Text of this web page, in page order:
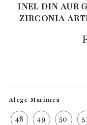
INEL DIN AUR
ZIRCONIA
Alege Marimea
48 49 50